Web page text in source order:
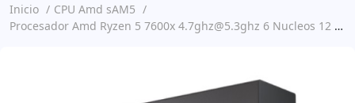
Inicio
CPU Amd sAM5
Procesador Amd Ryzen 5 7600x 4.7ghz@5.3ghz 6 Nucleos 12 Hilos Sam5 P/n 100-100000593wof